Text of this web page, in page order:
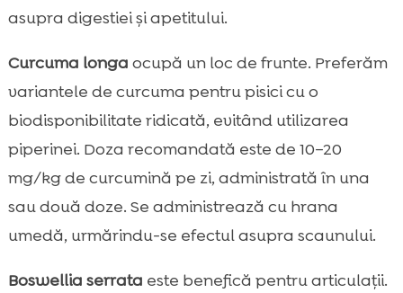
asupra digestiei și apetitului.
Curcuma longa ocupă un loc de frunte. Preferăm
variantele de curcuma pentru pisici cu o
biodisponibilitate ridicată, evitând utilizarea
piperinei. Doza recomandată este de 10–20
mg/kg de curcumină pe zi, administrată în una
sau două doze. Se administrează cu hrana
umedă, urmărindu-se efectul asupra scaunului.
Boswellia serrata este benefică pentru articulații.